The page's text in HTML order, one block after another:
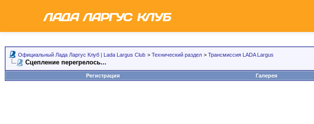
Официальный Лада Ларгус Клуб | Lada Largus Club > Технический раздел > Трансмиссия LADA Largus
Сцепление перегрелось...
Регистрация
Галерея